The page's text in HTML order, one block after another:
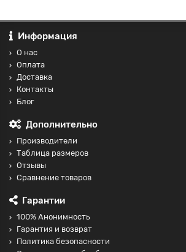
Информация
О нас
Оплата
Доставка
Контакты
Блог
Дополнительно
Производители
Таблица размеров
Отзывы
Сравнение товаров
Гарантии
100% Анонимность
Гарантия и возврат
Политика безопасности